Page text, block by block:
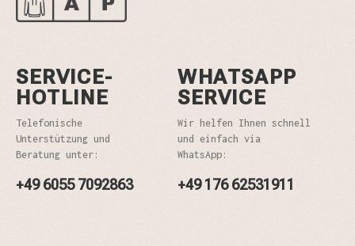
SERVICE-
HOTLINE
Telefonische
Unterstützung und
Beratung unter:
+49 6055 7092863
WHATSAPP
SERVICE
Wir helfen Ihnen schnell
und einfach via
WhatsApp:
+49 176 62531911